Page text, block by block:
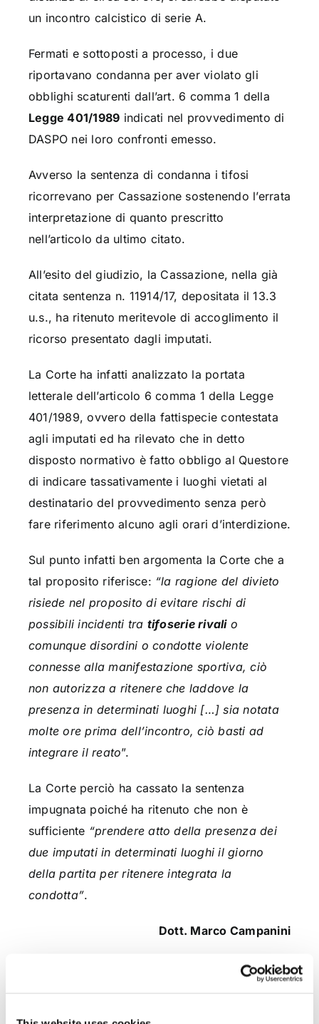
un incontro calcistico di serie A.
Fermati e sottoposti a processo, i due
riportavano condanna per aver violato gli
obblighi scaturenti dall’art. 6 comma 1 della
Legge 401/1989 indicati nel provvedimento di
DASPO nei loro confronti emesso.
Avverso la sentenza di condanna i tifosi
ricorrevano per Cassazione sostenendo l’errata
interpretazione di quanto prescritto
nell’articolo da ultimo citato.
All’esito del giudizio, la Cassazione, nella già
citata sentenza n. 11914/17, depositata il 13.3
u.s., ha ritenuto meritevole di accoglimento il
ricorso presentato dagli imputati.
La Corte ha infatti analizzato la portata
letterale dell’articolo 6 comma 1 della Legge
401/1989, ovvero della fattispecie contestata
agli imputati ed ha rilevato che in detto
disposto normativo è fatto obbligo al Questore
di indicare tassativamente i luoghi vietati al
destinatario del provvedimento senza però
fare riferimento alcuno agli orari d’interdizione.
Sul punto infatti ben argomenta la Corte che a
tal proposito riferisce: “la ragione del divieto
risiede nel proposito di evitare rischi di
possibili incidenti tra tifoserie rivalio
comunque disordini o condotte violente
connesse alla manifestazione sportiva, ciò
non autorizza a ritenere che laddove la
presenza in determinati luoghi […] sia notata
molte ore prima dell’incontro, ciò basti ad
integrare il reato”.
La Corte perciò ha cassato la sentenza
impugnata poiché ha ritenuto che non è
sufficiente “prendere atto della presenza dei
due imputati in determinati luoghi il giorno
della partita per ritenere integrata la
condotta”.
Dott. Marco Campanini